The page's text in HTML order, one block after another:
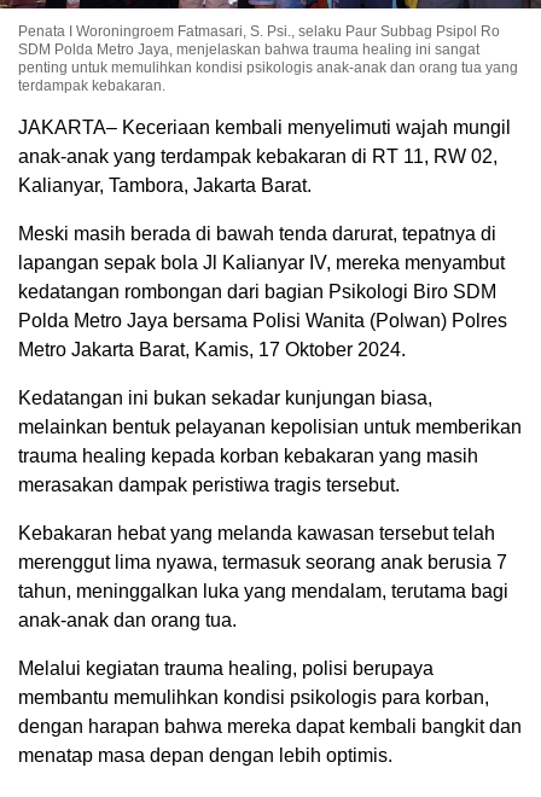
Penata I Woroningroem Fatmasari, S. Psi., selaku Paur Subbag Psipol Ro
SDM Polda Metro Jaya, menjelaskan bahwa trauma healing ini sangat
penting untuk memulihkan kondisi psikologis anak-anak dan orang tua yang
terdampak kebakaran.
JAKARTA– Keceriaan kembali menyelimuti wajah mungil
anak-anak yang terdampak kebakaran di RT 11, RW 02,
Kalianyar, Tambora, Jakarta Barat.
Meski masih berada di bawah tenda darurat, tepatnya di
lapangan sepak bola Jl Kalianyar IV, mereka menyambut
kedatangan rombongan dari bagian Psikologi Biro SDM
Polda Metro Jaya bersama Polisi Wanita (Polwan) Polres
Metro Jakarta Barat, Kamis, 17 Oktober 2024.
Kedatangan ini bukan sekadar kunjungan biasa,
melainkan bentuk pelayanan kepolisian untuk memberikan
trauma healing kepada korban kebakaran yang masih
merasakan dampak peristiwa tragis tersebut.
Kebakaran hebat yang melanda kawasan tersebut telah
merenggut lima nyawa, termasuk seorang anak berusia 7
tahun, meninggalkan luka yang mendalam, terutama bagi
anak-anak dan orang tua.
Melalui kegiatan trauma healing, polisi berupaya
membantu memulihkan kondisi psikologis para korban,
dengan harapan bahwa mereka dapat kembali bangkit dan
menatap masa depan dengan lebih optimis.